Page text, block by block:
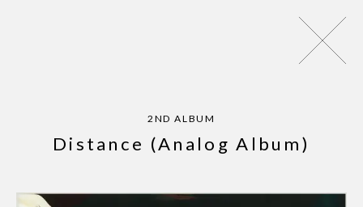
LIVE
2ND ALBUM
Distance (Analog Album)